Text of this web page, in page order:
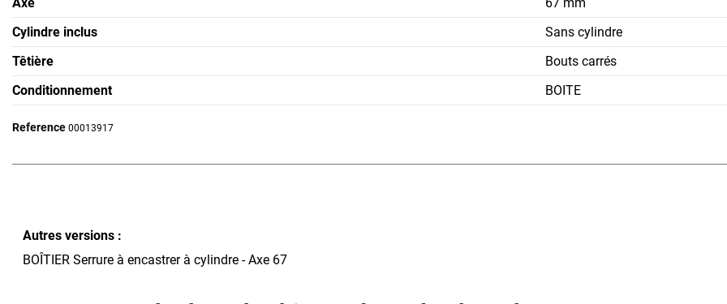
Cylindre inclus
Sans cylindre
Têtière
Bouts carrés
Conditionnement
BOITE
Reference 00013917
Autres versions :
BOÎTIER Serrure à encastrer à cylindre - Axe 67